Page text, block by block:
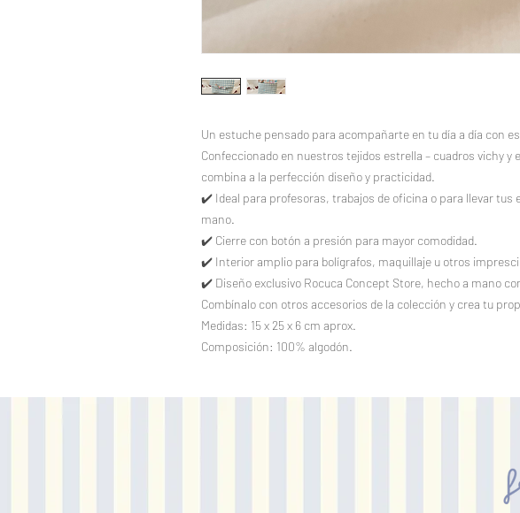
Un estuche pensado para acompañarte en tu día a día con
Confeccionado en nuestros tejidos estrella – cuadros vichy y
combina a la perfección diseño y practicidad.
✔️ Ideal para profesoras, trabajos de oficina o para llevar tus
mano.
✔️ Cierre con botón a presión para mayor comodidad.
✔️ Interior amplio para bolígrafos, maquillaje u otros
✔️ Diseño exclusivo Rocuca Concept Store, hecho a mano
Combínalo con otros accesorios de la colección y crea tu
Medidas: 15 x 25 x 6 cm aprox.
Composición: 100% algodón.